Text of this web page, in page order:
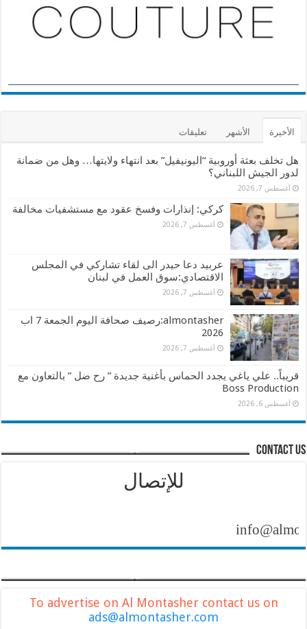
الأخيرة الأشهر تعليقات
هل تخلف بعثة أوروبية “اليونيفيل” بعد انتهاء ولايتها… وهل من ضمانة
لدور الجيش اللبناني؟
أغسطس 7, 2026
كركي: إنذارات وفسخ عقود مع مستشفيات مخالفة
أغسطس 7, 2026
عربيد دعا حيدر الى لقاء تشاركي في المجلس
الاقتصادي:سوق العمل في لبنان
أغسطس 7, 2026
almontasher:رصيف صحافة اليوم الجمعة 7 اب
2026
أغسطس 7, 2026
قريباً.. علي ياغي يجدد الحماس بأغنية جديدة ” رح ضل ” بالتعاون مع
Boss Production
أغسطس 6, 2026
contact us
للإتصال
To advertise on Al Montasher contact us on
ads@almontasher.com